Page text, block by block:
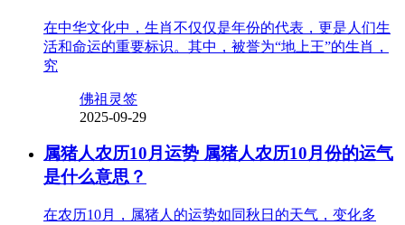
在中华文化中，生肖不仅仅是年份的代表，更是人们生
活和命运的重要标识。其中，被誉为“地上王”的生肖，
究
佛祖灵签
2025-09-29
属猪人农历10月运势 属猪人农历10月份的运气
是什么意思？
在农历10月，属猪人的运势如同秋日的天气，变化多